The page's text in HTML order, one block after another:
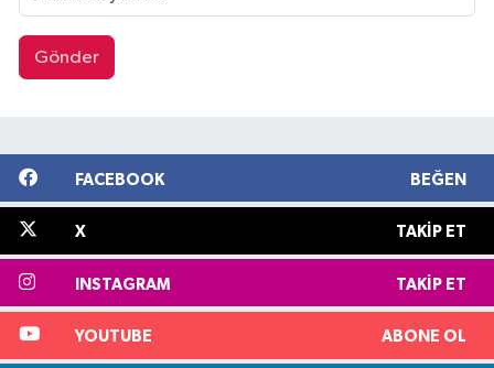
Gönder
FACEBOOK BEĞEN
X TAKIP ET
INSTAGRAM TAKIP ET
YOUTUBE ABONE OL